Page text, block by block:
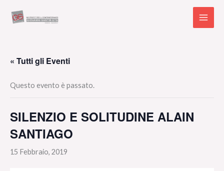
« Tutti gli Eventi
Questo evento è passato.
SILENZIO E SOLITUDINE ALAIN
SANTIAGO
15 Febbraio, 2019